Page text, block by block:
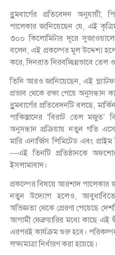
ব্লুমবার্গের প্রতিবেদন অনুযায়ী,
পালেকার জানিয়েছেন যে, এই
৩০০ কিলোমিটার দূরে
বলেন, এই প্রকল্পের মূল উদ্দেশ্য
করে, দিনরাত নিরবচ্ছিন্নভাবে তেল
তিনি আরও জানিয়েছেন, এই
প্রভাব থেকে রক্ষা পেয়ে অনুসন্ধান
ব্লুমবার্গের প্রতিবেদনটি বলছে,
পাকিস্তানের ‘বিরাট তেল মজুত’
অনুসন্ধান প্রক্রিয়ায় নতুন গতি
মারি এনার্জিস লিমিটেড এবং
—এই তিনটি প্রতিষ্ঠানকে
ইসলামাবাদ।
প্রকল্পের বিষয়ে আরশাদ পালেকার
নতুন উদ্যোগ হলেও, আবুধাবিতে
অভিজ্ঞতা থেকে প্রেরণা পেয়েছে
আগামী ফেব্রুয়ারির মধ্যে কাছে এই
এরপরই কার্যক্রম শুরু হবে।
লক্ষ্যমাত্রা নির্ধারণ করা হয়েছে।